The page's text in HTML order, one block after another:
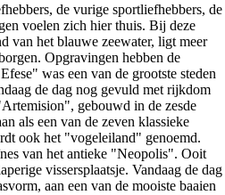
de vurige sportliefhebbers, de
voelen zich hier thuis. Bij deze
van het blauwe zeewater, ligt meer
Opgravingen hebben de
was een van de grootste steden
de dag nog gevuld met rijkdom
gebouwd in de zesde
als een van de zeven klassieke
ook het "vogeleiland" genoemd.
van het antieke "Neopolis". Ooit
vissersplaatsje. Vandaag de dag
aan een van de mooiste baaien